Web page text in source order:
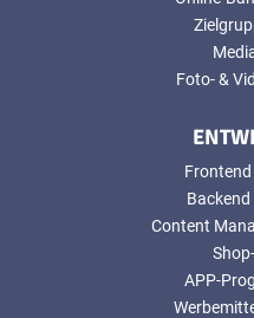
Foto- &
Content
APP-